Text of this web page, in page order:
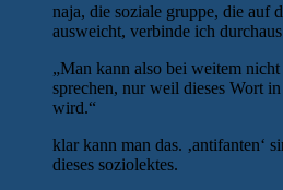
naja, die soziale gruppe, die auf
ausweicht, verbinde ich
„Man kann also bei weitem
sprechen, nur weil dieses Wort
wird.“
klar kann man das. ‚antifanten‘
dieses soziolektes.